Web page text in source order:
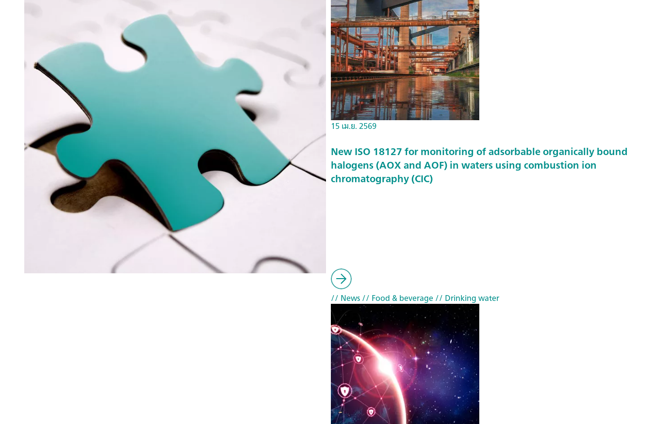
15 เม.ย. 2569
New ISO 18127 for monitoring of adsorbable organically bound
halogens (AOX and AOF) in waters using combustion ion
chromatography (CIC)
// News// Food & beverage// Drinking water